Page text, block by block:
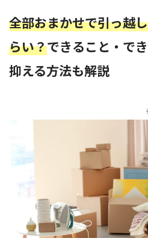
全部おまかせで引っ越
らい？できること・で
抑える方法も解説